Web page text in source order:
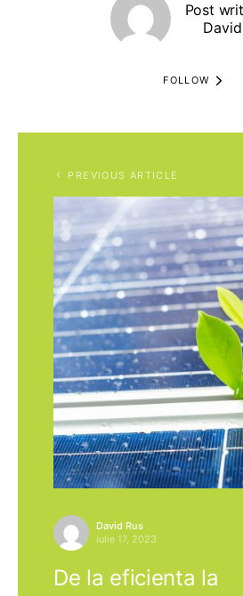
Post
FOLLOW
PREVIOUS ARTICLE
David Rus
iulie 17, 2023
De la eficienta la